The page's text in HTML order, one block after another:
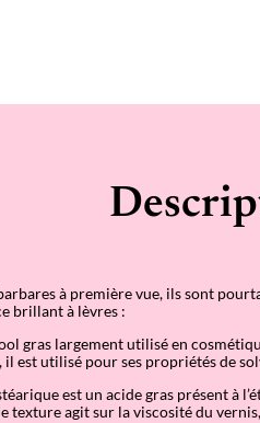
à première vue, ils sont
brillant à lèvres :
gras largement utilisé en
il est utilisé pour ses propriétés de
est un acide gras présent à
texture agit sur la viscosité du